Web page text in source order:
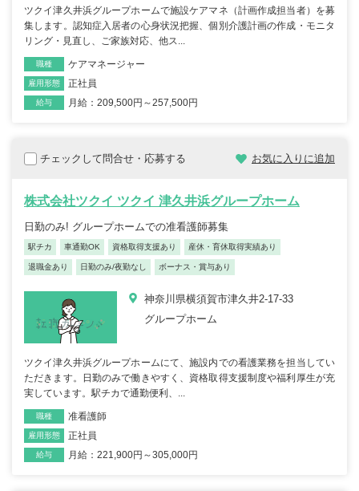
ツクイ津久井浜グループホームで施設ケアマネ（計画作成担当者）を募
集します。認知症入居者の心身状況把握、個別介護計画の作成・モニタ
リング・見直し、ご家族対応、他ス...
職種 ケアマネージャー
雇用形態 正社員
給与 月給：209,500円～257,500円
チェックして問合せ・応募する お気に入りに追加
株式会社ツクイ ツクイ 津久井浜グループホーム
日勤のみ! グループホームでの准看護師募集
駅チカ 車通勤OK 資格取得支援あり 産休・育休取得実績あり
退職金あり 日勤のみ/夜勤なし ボーナス・賞与あり
神奈川県横須賀市津久井2-17-33
グループホーム
ツクイ津久井浜グループホームにて、施設内での看護業務を担当してい
ただきます。日勤のみで働きやすく、資格取得支援制度や福利厚生が充
実しています。駅チカで通勤便利、...
職種 准看護師
雇用形態 正社員
給与 月給：221,900円～305,000円